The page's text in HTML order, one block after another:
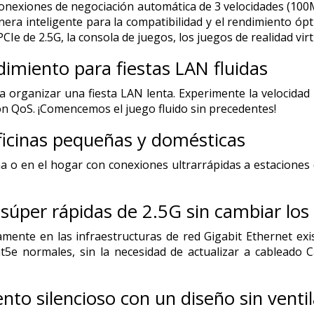
de negociación automática de 3 velocidades
inteligente para la compatibilidad y el rendimiento
de 2.5G, la consola de juegos, los juegos de realidad
para fiestas LAN fluidas
organizar una fiesta LAN lenta. Experimente la
QoS. ¡Comencemos el juego fluido sin precedentes!
pequeñas y domésticas
o en el hogar con conexiones ultrarrápidas a
rápidas de 2.5G sin cambiar los
en las infraestructuras de red Gigabit Ethernet
normales, sin la necesidad de actualizar a cableado
silencioso con un diseño sin